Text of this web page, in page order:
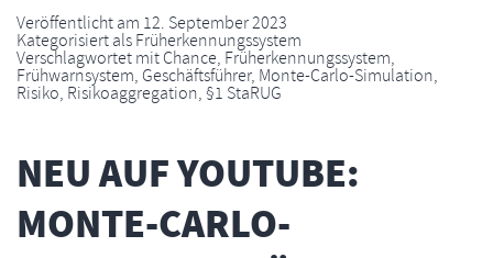
Veröffentlicht am 12. September 2023
Kategorisiert alsFrüherkennungssystem
Verschlagwortet mitChance, Früherkennungssystem,
Frühwarnsystem, Geschäftsführer, Monte-Carlo-Simulation,
Risiko, Risikoaggregation,§1 StaRUG
NEU AUF YOUTUBE:
MONTE-CARLO-